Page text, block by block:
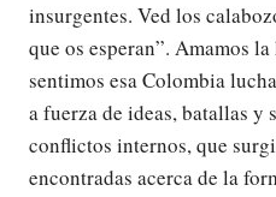
insurgentes. Ved los
que os esperan”. Amamos
sentimos esa Colombia
a fuerza de ideas, batallas y
conflictos internos, que
encontradas acerca de la